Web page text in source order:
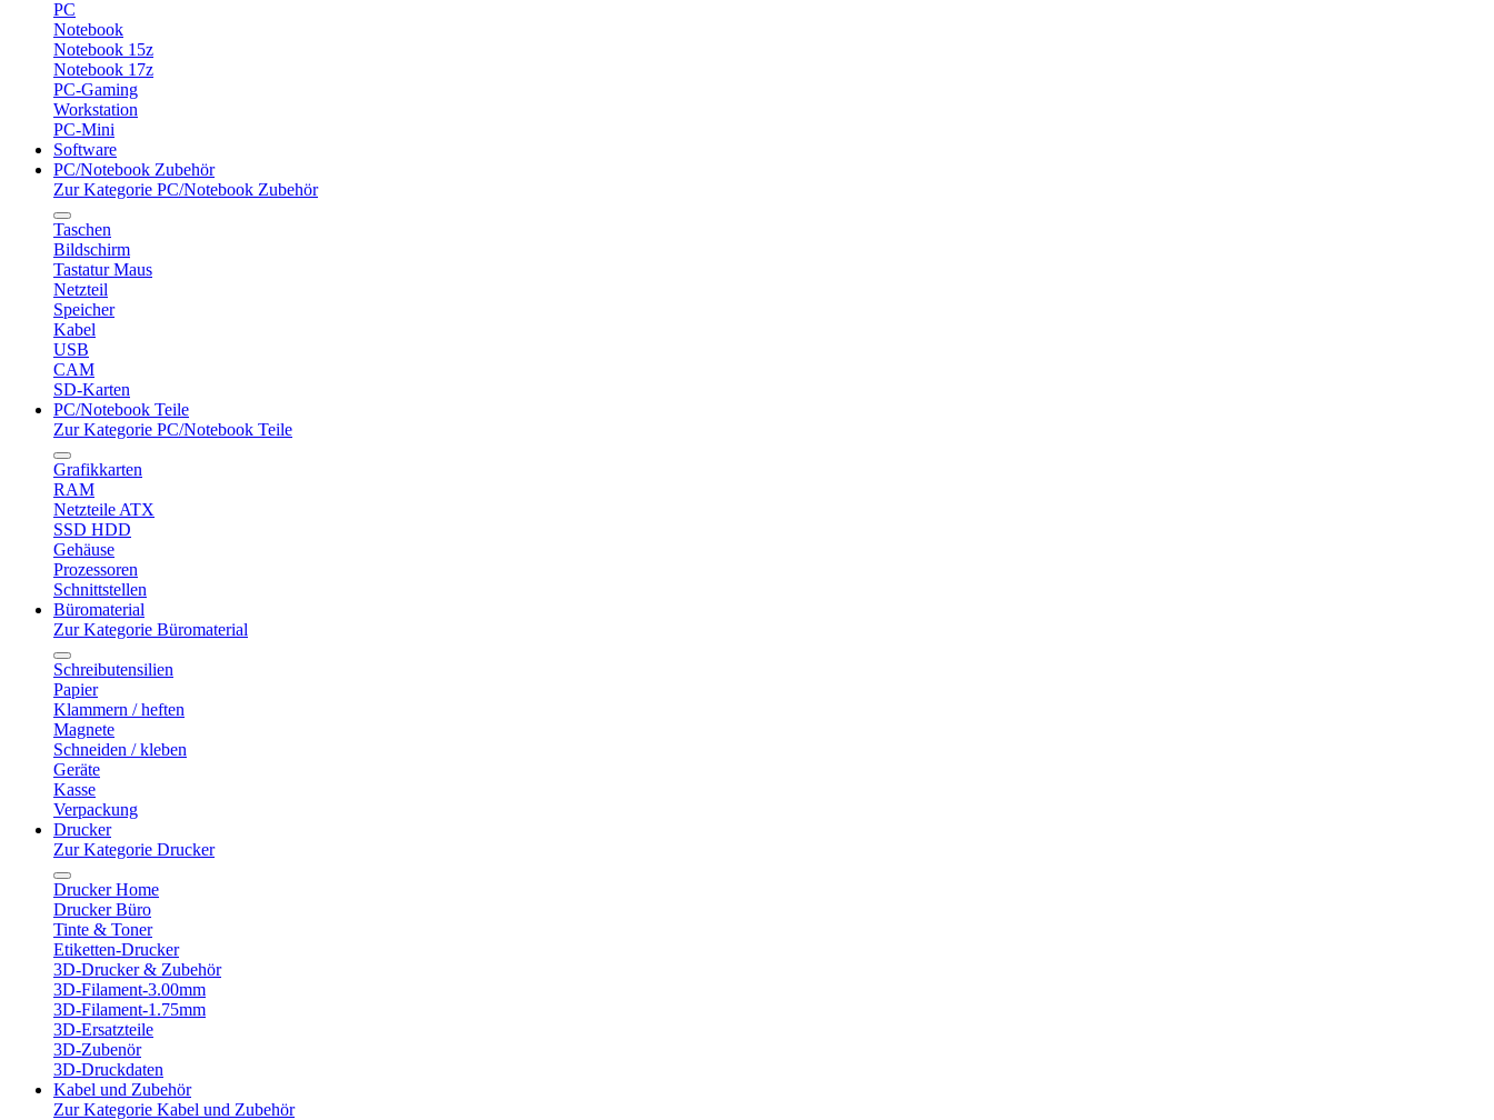
PC
Notebook
Notebook 15z
Notebook 17z
PC-Gaming
Workstation
PC-Mini
Software
PC/Notebook Zubehör
Zur Kategorie PC/Notebook Zubehör
Taschen
Bildschirm
Tastatur Maus
Netzteil
Speicher
Kabel
USB
CAM
SD-Karten
PC/Notebook Teile
Zur Kategorie PC/Notebook Teile
Grafikkarten
RAM
Netzteile ATX
SSD HDD
Gehäuse
Prozessoren
Schnittstellen
Büromaterial
Zur Kategorie Büromaterial
Schreibutensilien
Papier
Klammern / heften
Magnete
Schneiden / kleben
Geräte
Kasse
Verpackung
Drucker
Zur Kategorie Drucker
Drucker Home
Drucker Büro
Tinte & Toner
Etiketten-Drucker
3D-Drucker & Zubehör
3D-Filament-3.00mm
3D-Filament-1.75mm
3D-Ersatzteile
3D-Zubenör
3D-Druckdaten
Kabel und Zubehör
Zur Kategorie Kabel und Zubehör